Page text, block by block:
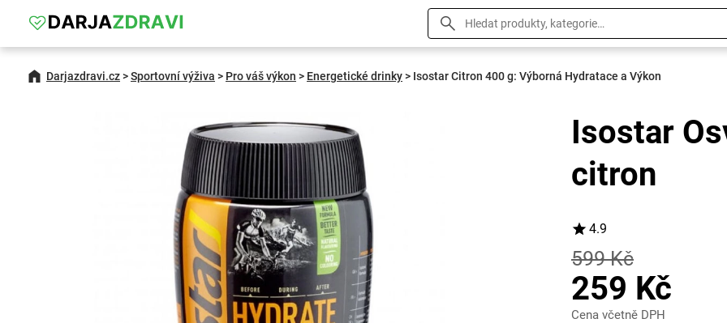
Darjazdravi.cz>Sportovní výživa > Pro váš výkon > Energetické drinky> Isostar Citron 400 g: Výborná Hydratace a Výkon
Isostar
citron
4.9
599 Kč
259 Kč
Cena včetně DPH